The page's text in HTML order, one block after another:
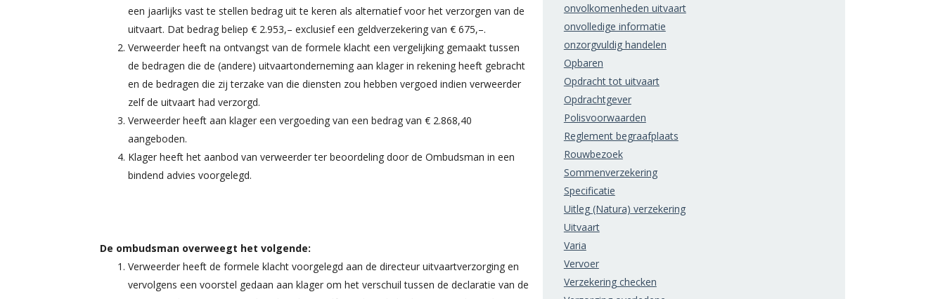
een jaarlijks vast te stellen bedrag uit te keren als alternatief voor het verzorgen van de
uitvaart. Dat bedrag beliep € 2.953,– exclusief een geldverzekering van € 675,–.
Verweerder heeft na ontvangst van de formele klacht een vergelijking gemaakt tussen
de bedragen die de (andere) uitvaartonderneming aan klager in rekening heeft gebracht
en de bedragen die zij terzake van die diensten zou hebben vergoed indien verweerder
zelf de uitvaart had verzorgd.
Verweerder heeft aan klager een vergoeding van een bedrag van € 2.868,40
aangeboden.
Klager heeft het aanbod van verweerder ter beoordeling door de Ombudsman in een
bindend advies voorgelegd.
De ombudsman overweegt het volgende:
Verweerder heeft de formele klacht voorgelegd aan de directeur uitvaartverzorging en
vervolgens een voorstel gedaan aan klager om het verschuil tussen de declaratie van de
onvolkomenheden uitvaart
onvolledige informatie
onzorgvuldig handelen
Opbaren
Opdracht tot uitvaart
Opdrachtgever
Polisvoorwaarden
Reglement begraafplaats
Rouwbezoek
Sommenverzekering
Specificatie
Uitleg (Natura) verzekering
Uitvaart
Varia
Vervoer
Verzekering checken